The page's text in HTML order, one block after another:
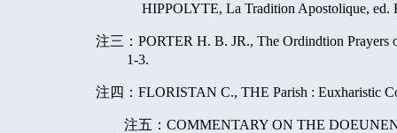
HIPPOLYTE, La Tradition Apostolique, ed.
注三： PORTER H. B. JR., The Ordindtion Prayers
1-3.
注四： FLORISTAN C., THE Parish : Euxharistic
注五： COMMENTARY ON THE